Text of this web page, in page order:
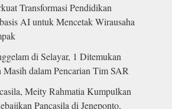
Transformasi Pendidikan
AI untuk Mencetak Wirausaha
di Selayar, 1 Ditemukan
dalam Pencarian Tim SAR
Meity Rahmatia Kumpulkan
Pancasila di Jeneponto,